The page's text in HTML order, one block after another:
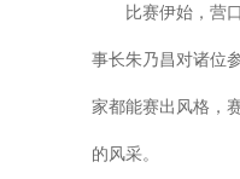
比赛伊始，营口
事长朱乃昌对诸位
家都能赛出风格，
的风采。